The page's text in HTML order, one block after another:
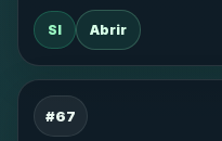
SI Abrir
#67